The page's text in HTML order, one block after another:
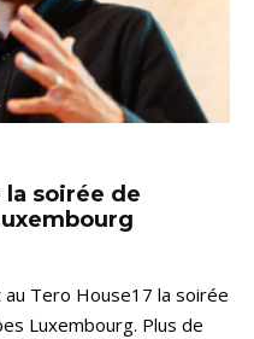
soirée de
Tero House17 la soirée
Luxembourg. Plus de